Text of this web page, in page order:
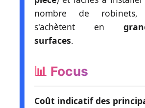
nombre de
s'achètent en
surfaces.
📊 Focus
Coût indicatif des